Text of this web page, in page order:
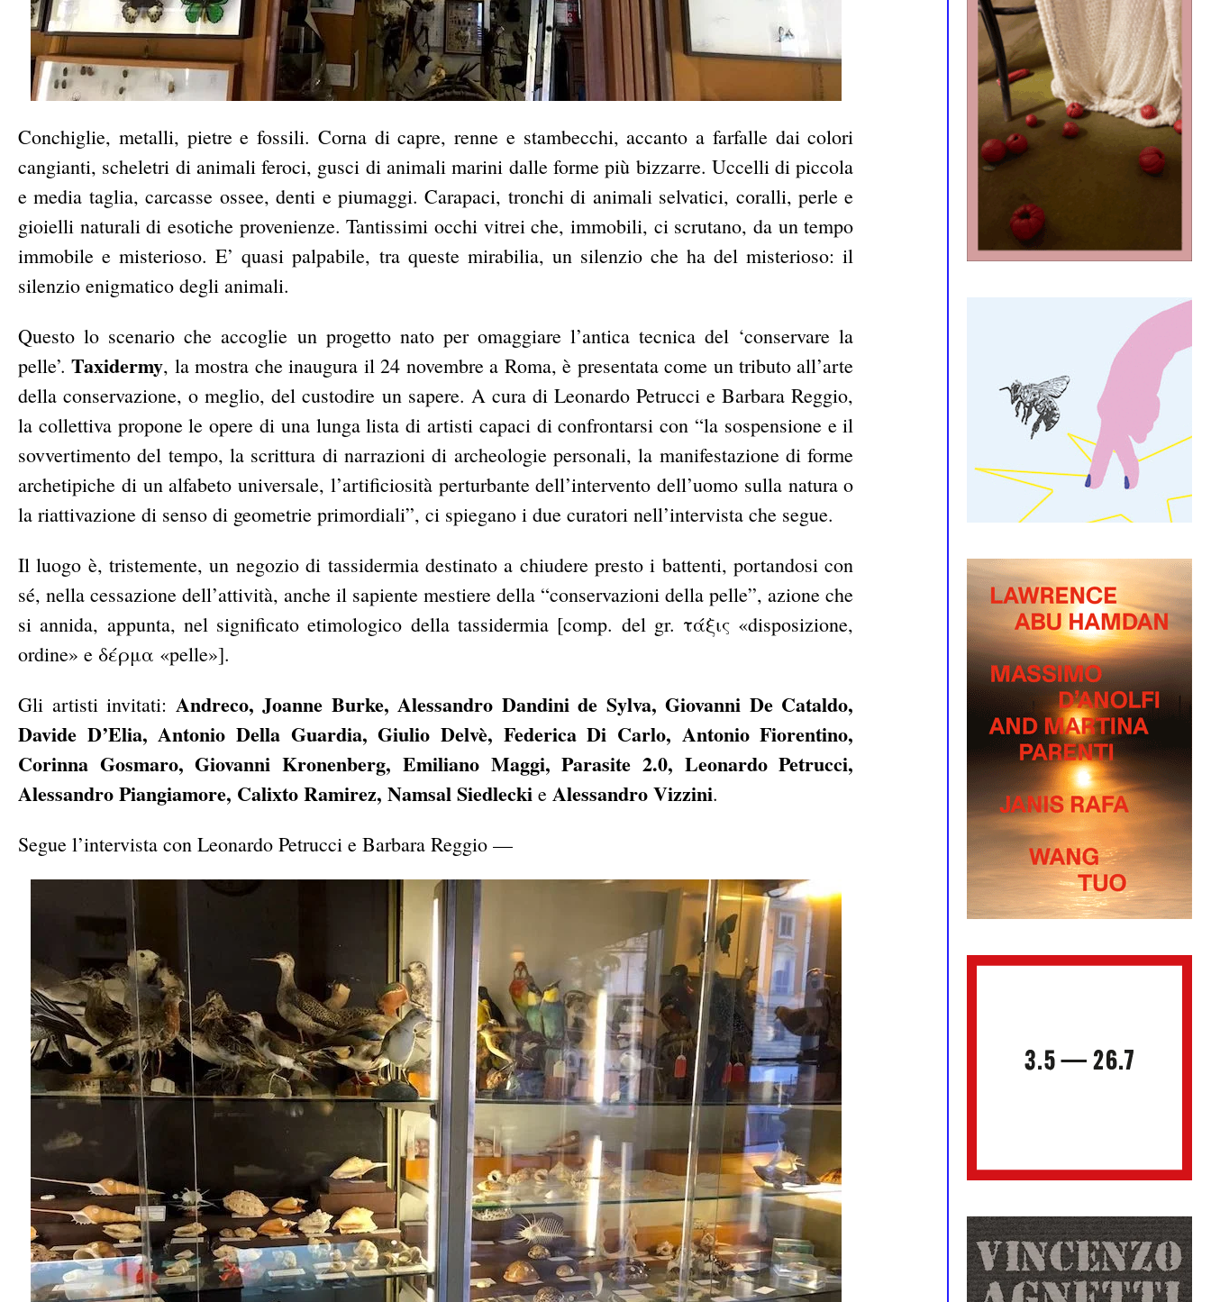
Conchiglie, metalli, pietre e fossili. Corna di capre, renne e stambecchi, accanto a farfalle dai colori
cangianti, scheletri di animali feroci, gusci di animali marini dalle forme più bizzarre. Uccelli di piccola
e media taglia, carcasse ossee, denti e piumaggi. Carapaci, tronchi di animali selvatici, coralli, perle e
gioielli naturali di esotiche provenienze. Tantissimi occhi vitrei che, immobili, ci scrutano, da un tempo
immobile e misterioso. E’ quasi palpabile, tra queste mirabilia, un silenzio che ha del misterioso: il
silenzio enigmatico degli animali.
Questo lo scenario che accoglie un progetto nato per omaggiare l’antica tecnica del ‘conservare la
pelle’.Taxidermy, la mostra che inaugura il 24 novembre a Roma, è presentata come un tributo all’arte
della conservazione, o meglio, del custodire un sapere. A cura di Leonardo Petrucci e Barbara Reggio,
la collettiva propone le opere di una lunga lista di artisti capaci di confrontarsi con “la sospensione e il
sovvertimento del tempo, la scrittura di narrazioni di archeologie personali, la manifestazione di forme
archetipiche di un alfabeto universale, l’artificiosità perturbante dell’intervento dell’uomo sulla natura o
la riattivazione di senso di geometrie primordiali”, ci spiegano i due curatori nell’intervista che segue.
Il luogo è, tristemente, un negozio di tassidermia destinato a chiudere presto i battenti, portandosi con
sé, nella cessazione dell’attività, anche il sapiente mestiere della “conservazioni della pelle”, azione che
si annida, appunta, nel significato etimologico della tassidermia [comp. del gr. τάξις «disposizione,
ordine» e δέρμα «pelle»].
Gli artisti invitati: Andreco, Joanne Burke, Alessandro Dandini de Sylva, Giovanni De Cataldo,
Davide D’Elia, Antonio Della Guardia, Giulio Delvè, Federica Di Carlo, Antonio Fiorentino,
Corinna Gosmaro, Giovanni Kronenberg, Emiliano Maggi, Parasite 2.0, Leonardo Petrucci,
Alessandro Piangiamore, Calixto Ramirez, Namsal Siedlecki e Alessandro Vizzini.
Segue l’intervista con Leonardo Petrucci e Barbara Reggio —